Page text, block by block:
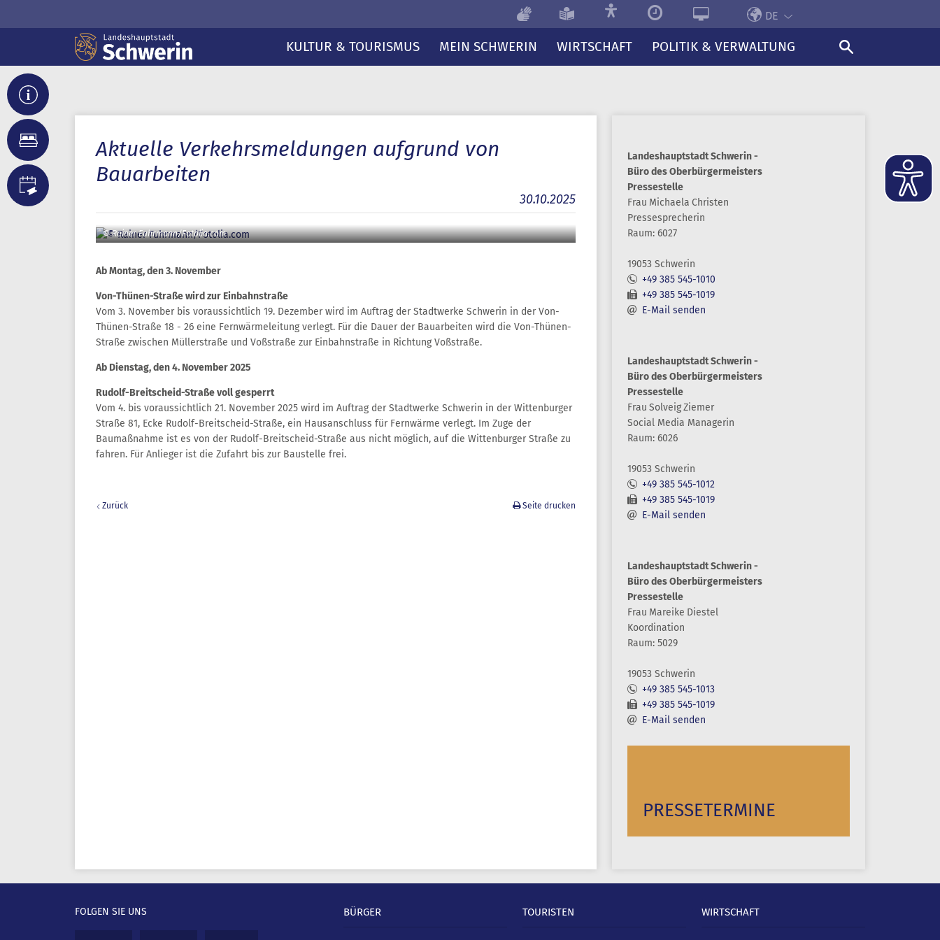
DE
KULTUR & TOURISMUS MEIN SCHWERIN WIRTSCHAFT POLITIK & VERWALTUNG
Aktuelle Verkehrsmeldungen aufgrund von
Bauarbeiten
30.10.2025
© Rainer Fuhrmann/Fotolia.com
Ab Montag, den 3. November
Von-Thünen-Straße wird zur Einbahnstraße
Vom 3. November bis voraussichtlich 19. Dezember wird im Auftrag der Stadtwerke Schwerin in der Von-
Thünen-Straße 18 - 26 eine Fernwärmeleitung verlegt. Für die Dauer der Bauarbeiten wird die Von-Thünen-
Straße zwischen Müllerstraße und Voßstraße zur Einbahnstraße in Richtung Voßstraße.
Ab Dienstag, den 4. November 2025
Rudolf-Breitscheid-Straße voll gesperrt
Vom 4. bis voraussichtlich 21. November 2025 wird im Auftrag der Stadtwerke Schwerin in der Wittenburger
Straße 81, Ecke Rudolf-Breitscheid-Straße, ein Hausanschluss für Fernwärme verlegt. Im Zuge der
Baumaßnahme ist es von der Rudolf-Breitscheid-Straße aus nicht möglich, auf die Wittenburger Straße zu
fahren. Für Anlieger ist die Zufahrt bis zur Baustelle frei.
Zurück Seite drucken
Landeshauptstadt Schwerin -
Büro des Oberbürgermeisters
Pressestelle
Frau Michaela Christen
Pressesprecherin
Raum: 6027
19053 Schwerin
+49 385 545-1010
+49 385 545-1019
E-Mail senden
Landeshauptstadt Schwerin -
Büro des Oberbürgermeisters
Pressestelle
Frau SolveigZiemer
Social Media Managerin
Raum: 6026
19053 Schwerin
+49 385 545-1012
+49 385 545-1019
E-Mail senden
Landeshauptstadt Schwerin -
Büro des Oberbürgermeisters
Pressestelle
Frau Mareike Diestel
Koordination
Raum: 5029
19053 Schwerin
+49 385 545-1013
+49 385 545-1019
E-Mail senden
PRESSETERMINE
FOLGEN SIE UNS BÜRGER TOURISTEN WIRTSCHAFT